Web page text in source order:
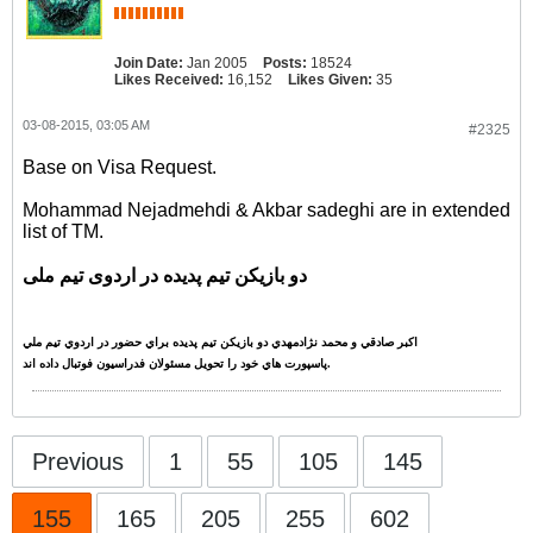
Join Date: Jan 2005 Posts: 18524
Likes Received: 16,152 Likes Given: 35
#2325
03-08-2015, 03:05 AM
Base on Visa Request.
Mohammad Nejadmehdi & Akbar sadeghi are in extended
list of TM.
دو بازیکن تیم پدیده در اردوی تیم ملی
اکبر صادقي و محمد نژادمهدي دو بازيکن تيم پديده براي حضور در اردوي تيم ملي
پاسپورت هاي خود را تحويل مسئولان فدراسيون فوتبال داده اند.
Previous 1 55 105 145
155 165 205 255 602